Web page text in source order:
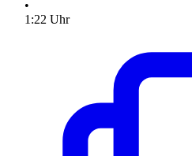
•
1 :22 Uhr